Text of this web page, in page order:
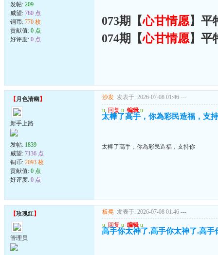
发帖: 209
威望: 780 点
铜币: 770 枚
贡献值: 0 点
好评度: 0 点
073期【心甘情愿】平
074期【心甘情愿】平
【月色清幽 】
新手上路
发帖: 1839
威望: 7136 点
铜币: 2093 枚
贡献值: 0 点
好评度: 0 点
沙发 发表于: 2026-07-08 01:46 ---
u 回复 u 编辑 u
太棒了高手，你為彩民造福，支
太棒了高手，你為彩民造福，支持你
【玫瑰红】
管理员
板凳 发表于: 2026-07-08 01:46 ---
u 回复 u 编辑 u
高手你太神了.高手你太神了.高手